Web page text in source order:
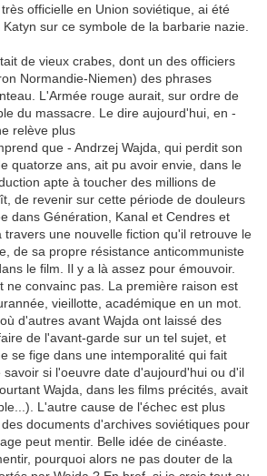
officielle en Union soviétique, ai été
sur ce symbole de la barbarie nazie.
de vieux crabes, dont un des officiers
Normandie-Niemen) des phrases
L'Armée rouge aurait, sur ordre de
du massacre. Le dire aujourd'hui, en -
relève plus
que - Andrzej Wajda, qui perdit son
quatorze ans, ait pu avoir envie, dans le
apte à toucher des millions de
de revenir sur cette période de douleurs
dans Génération, Kanal et Cendres et
travers une nouvelle fiction qu'il retrouve le
de sa propre résistance anticommuniste
le film. Il y a là assez pour émouvoir.
ne convainc pas. La première raison est
vieillotte, académique en un mot.
d'autres avant Wajda ont laissé des
de l'avant-garde sur un tel sujet, et
se fige dans une intemporalité qui fait
si l'oeuvre date d'aujourd'hui ou d'il
Wajda, dans les films précités, avait
L'autre cause de l'échec est plus
documents d'archives soviétiques pour
peut mentir. Belle idée de cinéaste.
pourquoi alors ne pas douter de la